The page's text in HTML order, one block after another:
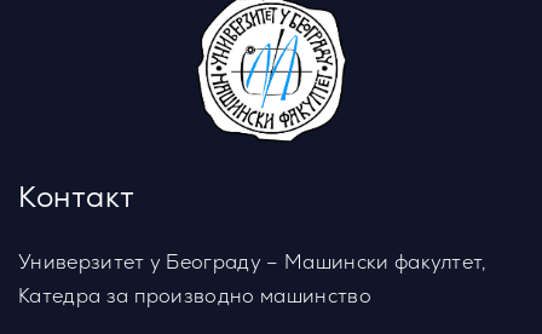
Контакт
Универзитет у Београду – Машински факултет,
Катедра за производно машинство